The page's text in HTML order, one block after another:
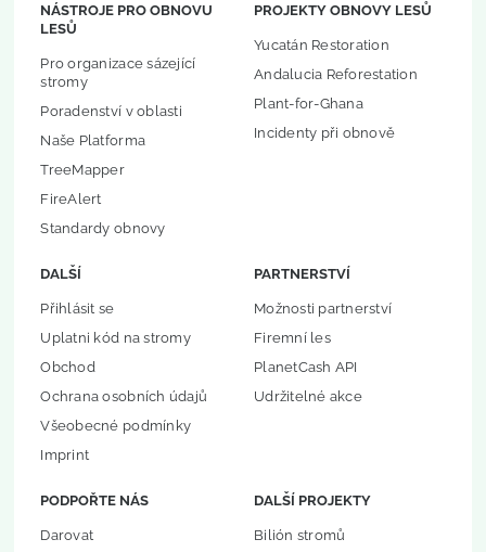
NÁSTROJE PRO OBNOVU
LESŮ
Pro organizace sázející
stromy
Poradenství v oblasti
Naše Platforma
TreeMapper
FireAlert
Standardy obnovy
PROJEKTY OBNOVY LESŮ
Yucatán Restoration
Andalucia Reforestation
Plant-for-Ghana
Incidenty při obnově
DALŠÍ
Přihlásit se
Uplatni kód na stromy
Obchod
Ochrana osobních údajů
Všeobecné podmínky
Imprint
PARTNERSTVÍ
Možnosti partnerství
Firemní les
PlanetCash API
Udržitelné akce
PODPOŘTE NÁS
Darovat
DALŠÍ PROJEKTY
Bilión stromů